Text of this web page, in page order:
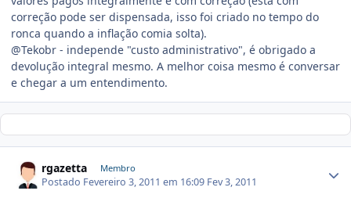
correção pode ser dispensada, isso foi criado no tempo do
ronca quando a inflação comia solta).
@Tekobr - independe "custo administrativo", é obrigado a
devolução integral mesmo. A melhor coisa mesmo é conversar
e chegar a um entendimento.
rgazetta Membro
Postado Fevereiro 3, 2011 em 16:09 Fev 3, 2011